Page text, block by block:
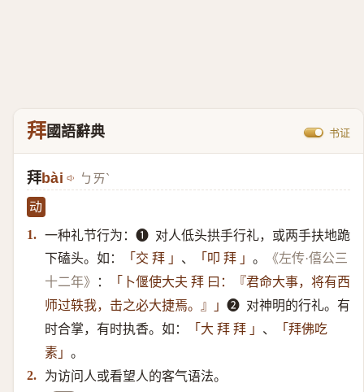
拜國語辭典 书证
拜bài ㄅㄞˋ
动
1. 一种礼节行为：➊ ​ 对人低头拱手行礼，或两手扶地跪
下磕头。如：
「交 拜 」 、 「叩 拜 」 。
《左传·僖公三
十二年》
：
「卜偃使大夫 拜 曰：『君命大事，将有西
师过轶我，击之必大捷焉。』」 ➋ ​ 对神明的行礼。有
时合掌，有时执香。如：
「大 拜 拜 」 、
「拜佛吃
素」 。
2. 为访问人或看望人的客气语法。